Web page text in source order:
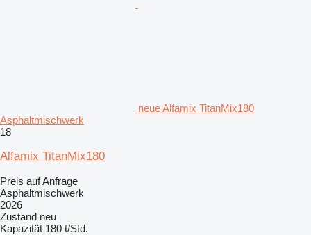
neue Alfamix TitanMix180
Asphaltmischwerk
18
Alfamix TitanMix180
Preis auf Anfrage
Asphaltmischwerk
2026
Zustand neu
Kapazität 180 t/Std.